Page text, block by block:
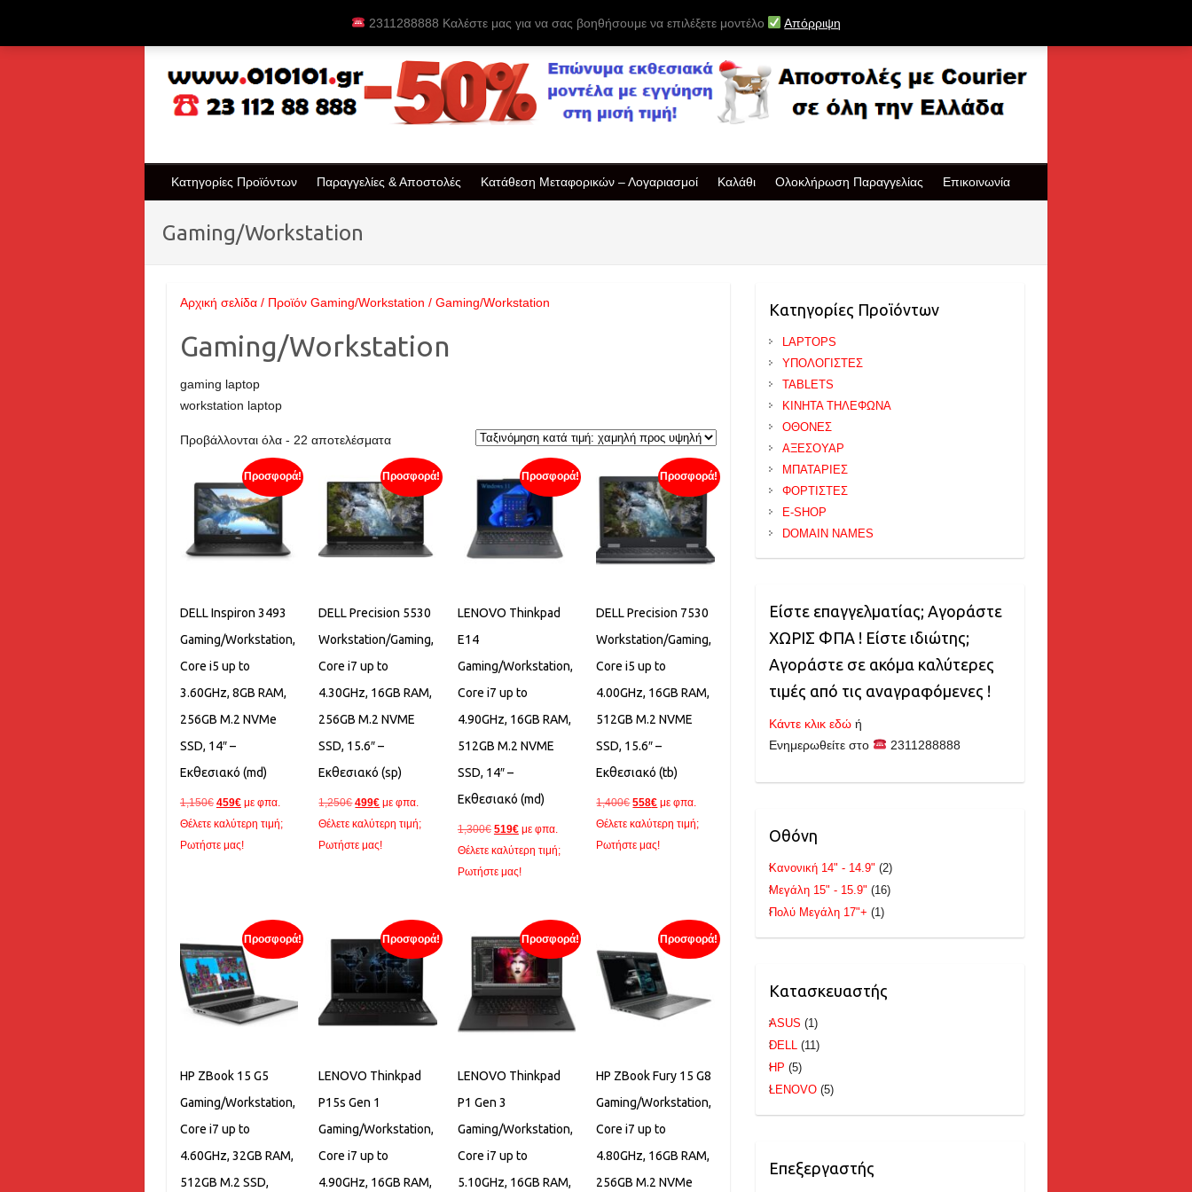
2311288888 Καλέστε μας για να σας βοηθήσουμε να επιλέξετε μοντέλο Απόρριψη
Κατηγορίες Προϊόντων Παραγγελίες & Αποστολές Κατάθεση Μεταφορικών – Λογαριασμοί Καλάθι Ολοκλήρωση Παραγγελίας Επικοινωνία
Gaming/Workstation
Αρχική σελίδα/ Προϊόν Gaming/Workstation / Gaming/Workstation
Gaming/Workstation
gaming laptop
workstation laptop
Προβάλλονται όλα - 22 αποτελέσματαSorted
by
price:
low
to
high
Προσφορά!
DELL Inspiron 3493
Gaming/Workstation,
Core i5 up to
3.60GHz, 8GB RAM,
256GB M.2 NVMe
SSD, 14″ –
Εκθεσιακό (md)
1,150€ Original
price
was:
459€Η
τρέχουσα
τιμή
με φπα.
Θέλετε καλύτερη τιμή;
Ρωτήστε μας!
Προσφορά!
DELL Precision 5530
Workstation/Gaming,
Core i7 up to
4.30GHz, 16GB RAM,
256GB M.2 NVME
SSD, 15.6″ –
Εκθεσιακό (sp)
1,250€Original
price
was:
499€Η
τρέχουσα
τιμή
με φπα.
Θέλετε καλύτερη τιμή;
Ρωτήστε μας!
Προσφορά!
LENOVO Thinkpad
E14
Gaming/Workstation,
Core i7 up to
4.90GHz, 16GB RAM,
512GB M.2 NVME
SSD, 14″ –
Εκθεσιακό (md)
1,300€ Original
price
was:
519€Η
τρέχουσα
τιμή
με φπα.
Θέλετε καλύτερη τιμή;
Ρωτήστε μας!
Προσφορά!
DELL Precision 7530
Workstation/Gaming,
Core i5 up to
4.00GHz, 16GB RAM,
512GB M.2 NVME
SSD, 15.6″ –
Εκθεσιακό (tb)
1,400€Original
price
was:
558€Η
τρέχουσα
τιμή
με φπα.
Θέλετε καλύτερη τιμή;
Ρωτήστε μας!
Προσφορά!
HP ZBook 15 G5
Gaming/Workstation,
Core i7 up to
4.60GHz, 32GB RAM,
512GB M.2 SSD,
Προσφορά!
LENOVO Thinkpad
P15s Gen 1
Gaming/Workstation,
Core i7 up to
4.90GHz, 16GB RAM,
Προσφορά!
LENOVO Thinkpad
P1 Gen 3
Gaming/Workstation,
Core i7 up to
5.10GHz, 16GB RAM,
Προσφορά!
HP ZBook Fury 15 G8
Gaming/Workstation,
Core i7 up to
4.80GHz, 16GB RAM,
256GB M.2 NVMe
Κατηγορίες Προϊόντων
LAPTOPS
ΥΠΟΛΟΓΙΣΤΕΣ
TABLETS
ΚΙΝΗΤΑ ΤΗΛΕΦΩΝΑ
ΟΘΟΝΕΣ
ΑΞΕΣΟΥΑΡ
ΜΠΑΤΑΡΙΕΣ
ΦΟΡΤΙΣΤΕΣ
E-SHOP
DOMAIN NAMES
Είστε επαγγελματίας; Αγοράστε
ΧΩΡΙΣ ΦΠΑ ! Είστε ιδιώτης;
Αγοράστε σε ακόμα καλύτερες
τιμές από τις αναγραφόμενες !
Κάντε κλικ εδώ ή
Ενημερωθείτε στο
2311288888
Οθόνη
Κανονική 14" - 14.9" (2)
Μεγάλη 15" - 15.9" (16)
Πολύ Μεγάλη 17"+ (1)
Κατασκευαστής
ASUS (1)
DELL (11)
HP (5)
LENOVO (5)
Επεξεργαστής